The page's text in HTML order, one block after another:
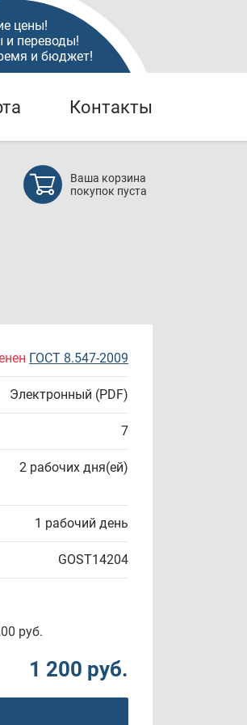
цены!
и переводы!
и бюджет!
Контакты
Ваша корзина
покупок пуста
ГОСТ 8.547-2009
Электронный (PDF)
7
2 рабочих дня(ей)
1 рабочий день
GOST14204
руб.
1 200 руб.